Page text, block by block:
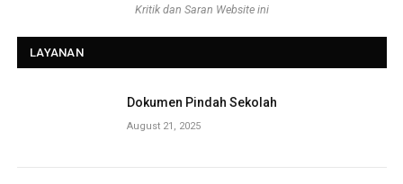
Kritik dan Saran Website ini
LAYANAN
Dokumen Pindah Sekolah
August 21, 2025